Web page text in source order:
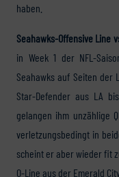
haben.
Seahawks-Offensive Line
in Week 1 der NFL-
Seahawks auf Seiten der
Star-Defender aus LA
gelangen ihm unzählige
verletzungsbedingt in
scheint er aber wieder fit
O-Line aus der Emerald